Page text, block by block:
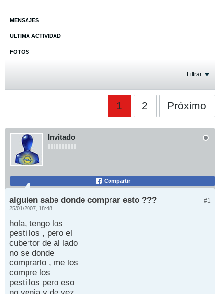
MENSAJES
ÚLTIMA ACTIVIDAD
FOTOS
Filtrar
1 2 Próximo
Invitado
Compartir
#1
alguien sabe donde comprar esto ???
25/01/2007, 18:48
hola, tengo los
pestillos , pero el
cubertor de al lado
no se donde
comprarlo , me los
compre los
pestillos pero eso
no venia y de vez